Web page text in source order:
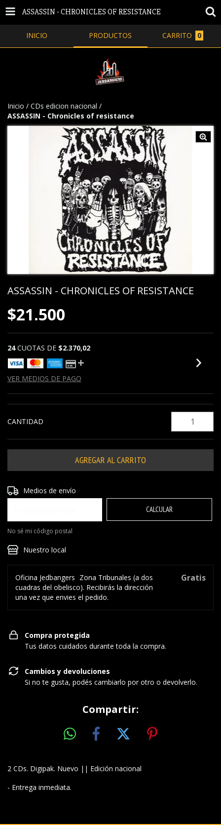
ASSASSIN - CHRONICLES OF RESISTANCE
INICIO PRODUCTOS CARRITO 0
Inicio / CDs edicion nacional /
ASSASSIN - Chronicles of resistance
ASSASSIN - CHRONICLES OF RESISTANCE
$21.500
24 CUOTAS DE $2.370,02
VER MEDIOS DE PAGO
CANTIDAD
Entregas para el CP:
Medios de envío
CALCULAR
No sé mi código postal
Nuestro local
Oficina Jedbangers Zona Tribunales (a dos
cuadras del obelisco). Recibirás la dirección
una vez que envies el pedido.
Gratis
Compra protegida
Tus datos cuidados durante toda la compra.
Cambios y devoluciones
Si no te gusta, podés cambiarlo por otro o devolverlo.
Compartir:
2 CDs. Digipak. Nuevo || Edición nacional
- Entrega inmediata.